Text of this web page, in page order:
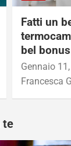
Fatti un
bel bonus
Gennaio
Francesca
te